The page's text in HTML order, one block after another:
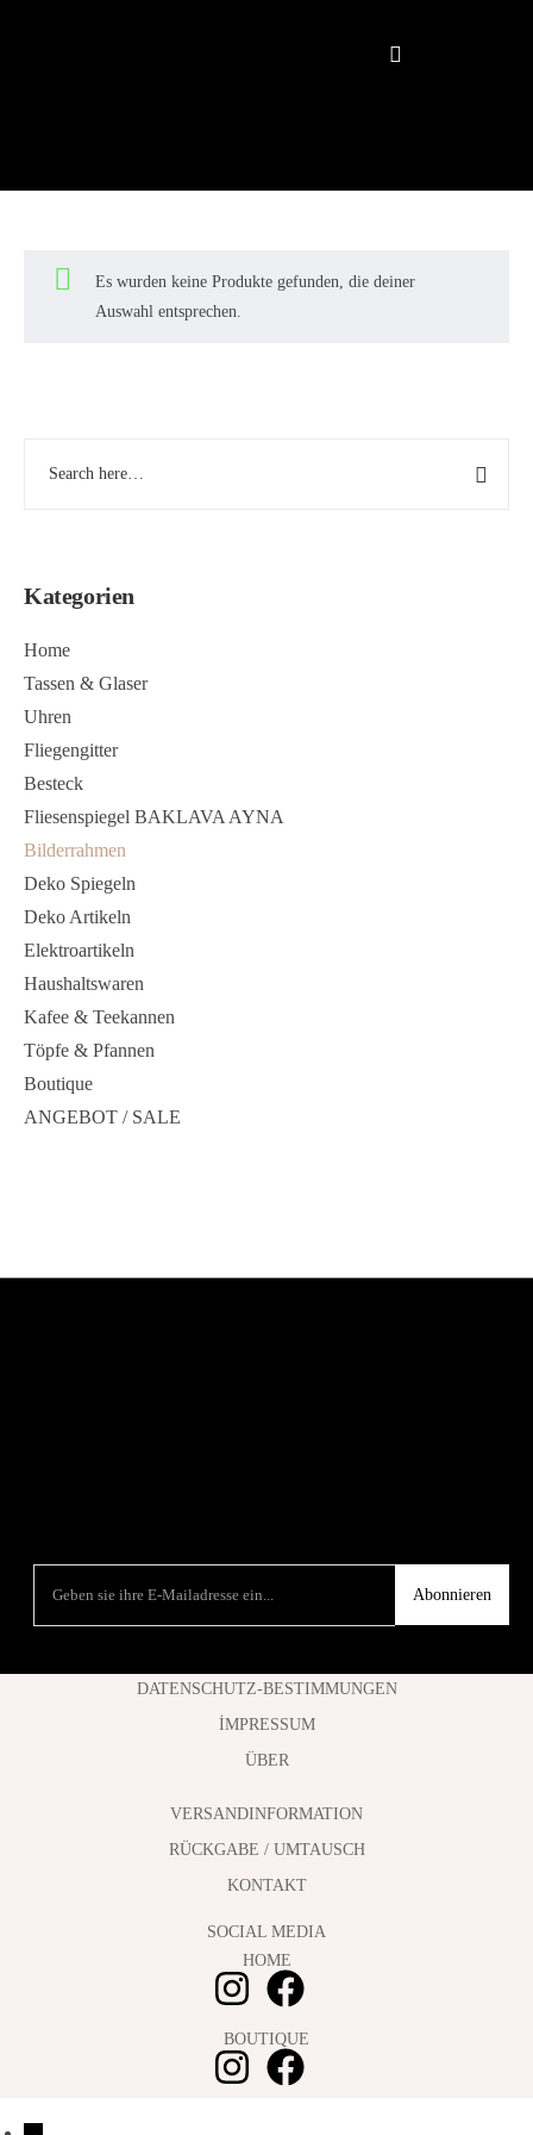
Kategorien
Home
Tassen & Glaser
Uhren
Fliegengitter
Besteck
Fliesenspiegel BAKLAVA AYNA
Bilderrahmen
Deko Spiegeln
Deko Artikeln
Elektroartikeln
Haushaltswaren
Kafee & Teekannen
Töpfe & Pfannen
Boutique
ANGEBOT / SALE
Es wurden keine Produkte gefunden, die deiner
Auswahl entsprechen.
Abonnieren
DATENSCHUTZ-BESTIMMUNGEN
İMPRESSUM
ÜBER
VERSANDINFORMATION
RÜCKGABE / UMTAUSCH
KONTAKT
SOCIAL MEDIA
HOME
BOUTIQUE